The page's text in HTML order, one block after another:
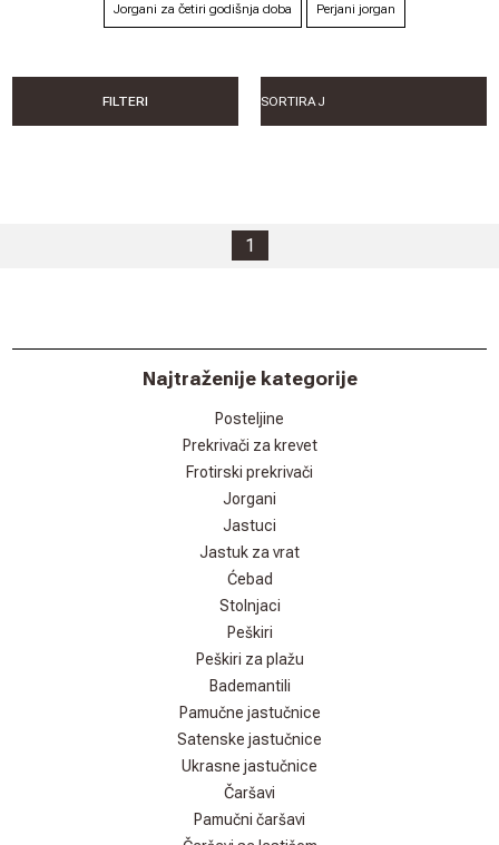
Jorgani za četiri godišnja doba Perjani jorgan
FILTERI
1
Najtraženije kategorije
Posteljine
Prekrivači za krevet
Frotirski prekrivači
Jorgani
Jastuci
Jastuk za vrat
Ćebad
Stolnjaci
Peškiri
Peškiri za plažu
Bademantili
Pamučne jastučnice
Satenske jastučnice
Ukrasne jastučnice
Čaršavi
Pamučni čaršavi